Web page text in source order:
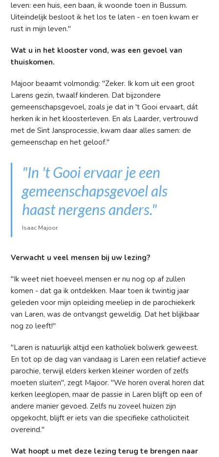
leven: een huis, een baan, ik woonde toen in Bussum.
Uiteindelijk besloot ik het los te laten - en toen kwam er
rust in mijn leven."
Wat u in het klooster vond, was een gevoel van
thuiskomen.
Majoor beaamt volmondig: "Zeker. Ik kom uit een groot
Larens gezin, twaalf kinderen. Dat bijzondere
gemeenschapsgevoel, zoals je dat in 't Gooi ervaart, dát
herken ik in het kloosterleven. En als Laarder, vertrouwd
met de Sint Jansprocessie, kwam daar alles samen: de
gemeenschap en het geloof."
"In 't Gooi ervaar je een
gemeenschapsgevoel als
haast nergens anders."
Isaac Majoor
Verwacht u veel mensen bij uw lezing?
"Ik weet niet hoeveel mensen er nu nog op af zullen
komen - dat ga ik ontdekken. Maar toen ik twintig jaar
geleden voor mijn opleiding meeliep in de parochiekerk
van Laren, was de ontvangst geweldig. Dat het blijkbaar
nog zo leeft!"
"Laren is natuurlijk altijd een katholiek bolwerk geweest.
En tot op de dag van vandaag is Laren een relatief actieve
parochie, terwijl elders kerken kleiner worden of zelfs
moeten sluiten", zegt Majoor. "We horen overal horen dat
kerken leeglopen, maar de passie in Laren blijft op een of
andere manier gevoed. Zelfs nu zoveel huizen zijn
opgekocht, blijft er iets van die specifieke catholiciteit
overeind."
Wat hoopt u met deze lezing terug te brengen naar